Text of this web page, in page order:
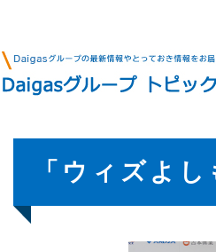
「ウィズよ